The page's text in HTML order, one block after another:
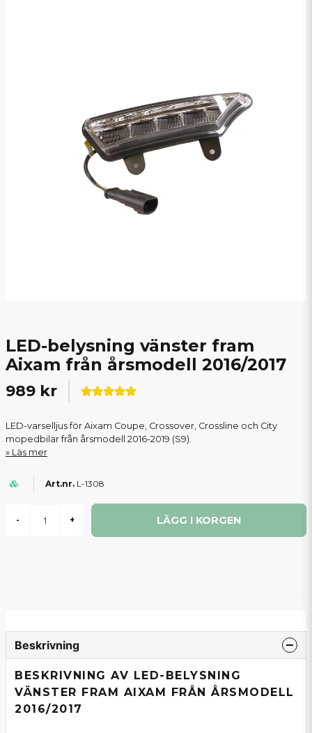
LED-belysning vänster fram
Aixam från årsmodell 2016/2017
989 kr
LED-varselljus för Aixam Coupe, Crossover, Crossline och City
mopedbilar från årsmodell 2016-2019 (S9).
Läs mer
L-1308
- + LÄGG I KORGEN
Beskrivning
BESKRIVNING AV LED-BELYSNING
VÄNSTER FRAM AIXAM FRÅN ÅRSMODELL
2016/2017